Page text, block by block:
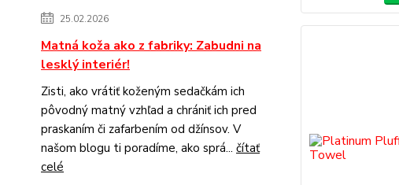
25.02.2026
Matná koža ako z fabriky: Zabudni na
lesklý interiér!
Zisti, ako vrátiť koženým sedačkám ich
pôvodný matný vzhľad a chrániť ich pred
praskaním či zafarbením od džínsov. V
našom blogu ti poradíme, ako sprá... čítať
celé